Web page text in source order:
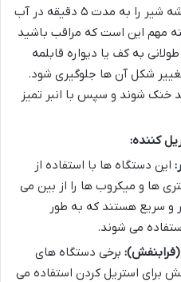
جوشاندن است. قطعات شیشه شیر را به مدت ۵ دقیقه در آب
مهم این است که مراقب باشید
به کف یا دیواره قابلمه
شکل آن ها جلوگیری شود.
خنک شوند و سپس با انبر تمیز
کننده:
این دستگاه ها با استفاده از
ها و میکروب ها را از بین می
و سریع هستند که به طور
می شوند.
برخی دستگاه های
برای استریل کردن استفاده می